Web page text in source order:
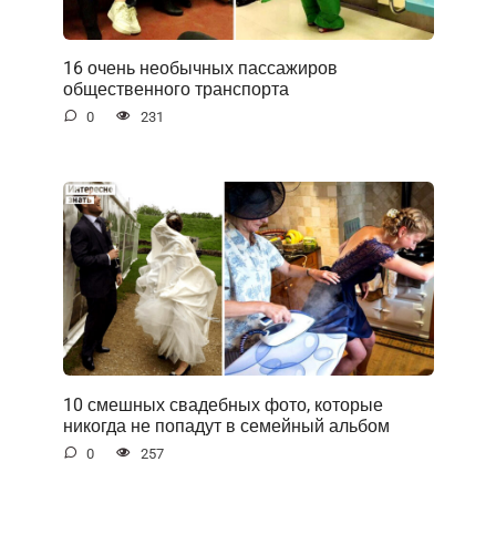
16 очень необычных пассажиров
общественного транспорта
0 231
10 смешных свадебных фото, которые
никогда не попадут в семейный альбом
0 257